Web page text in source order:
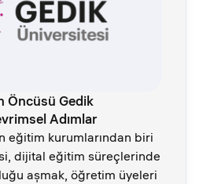
Öncüsü Gedik
Adımlar
eğitim kurumlarından biri
dijital eğitim süreçlerinde
aşmak, öğretim üyeleri